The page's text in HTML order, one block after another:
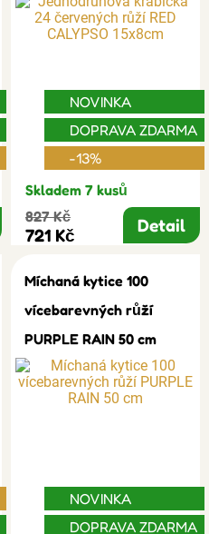
NOVINKA
DOPRAVA ZDARMA
-13%
Skladem 7 kusů
827 Kč
721 Kč Detail
Míchaná kytice 100
vícebarevných růží
PURPLE RAIN 50 cm
NOVINKA
DOPRAVA ZDARMA